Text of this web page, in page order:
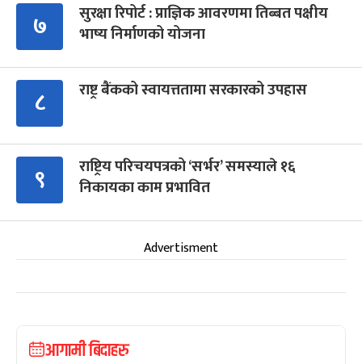
७
सुरक्षा रिपोर्ट : प्राज्ञिक आवरणमा तिब्बत पक्षीय
भाष्य निर्माणको योजना
८ राष्ट्र बैंकको स्वायत्ततामा सरकारको उपहास
९
राष्ट्रिय परिचयपत्रको ‘सर्भर’ समस्याले १६
निकायका काम प्रभावित
Advertisment
आगामी बिदाहरु